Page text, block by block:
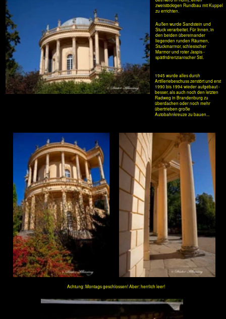
Achtung: Montags geschlossen! Aber: herrlich leer!
Die imposante Balustrade fügte erst Friedrich Wilhelm IV. 1844 hinzu
Einfach schön an einem sonnigen Oktobertag